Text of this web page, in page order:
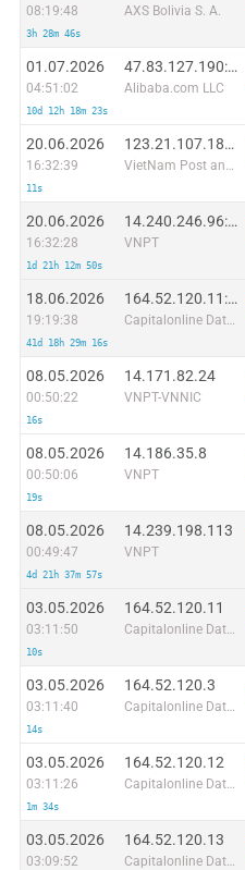
08:19:48
3h 28m 46s
AXS Bolivia S. A.
01.07.2026
04:51:02
10d 12h 18m 23s
47.83.127.190:53265
Alibaba.com LLC
20.06.2026
16:32:39
11s
123.21.107.184:38775
VietNam Post and Telecom Corporation
20.06.2026
16:32:28
1d 21h 12m 50s
14.240.246.96:43163
VNPT
18.06.2026
19:19:38
41d 18h 29m 16s
164.52.120.11:6337
Capitalonline Data Service (HK) Co
08.05.2026
00:50:22
16s
14.171.82.24
VNPT-VNNIC
08.05.2026
00:50:06
19s
14.186.35.8
VNPT
08.05.2026
00:49:47
4d 21h 37m 57s
14.239.198.113
VNPT
03.05.2026
03:11:50
10s
164.52.120.11
Capitalonline Data Service (HK) Co
03.05.2026
03:11:40
14s
164.52.120.3
Capitalonline Data Service (HK) Co
03.05.2026
03:11:26
1m 34s
164.52.120.12
Capitalonline Data Service (HK) Co
03.05.2026
03:09:52
164.52.120.13
Capitalonline Data Service (HK) Co